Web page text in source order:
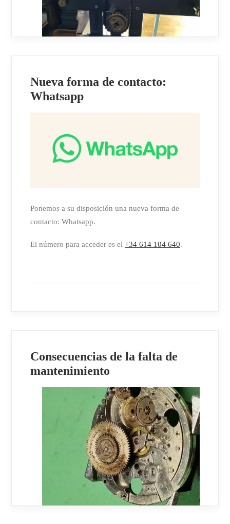
Nueva forma de contacto:
Whatsapp
Ponemos a su disposición una nueva forma de
contacto: Whatsapp.
El número para acceder es el +34 614 104 640.
Consecuencias de la falta de
mantenimiento